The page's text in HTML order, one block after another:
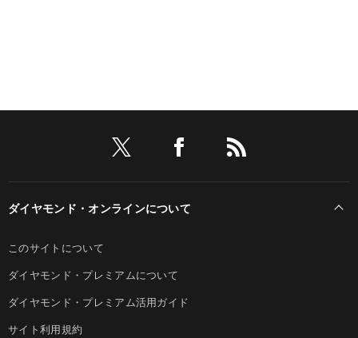
ダイヤモンド・オンラインについて
このサイトについて
ダイヤモンド・プレミアムについて
ダイヤモンド・プレミアム活用ガイド
サイト利用規約